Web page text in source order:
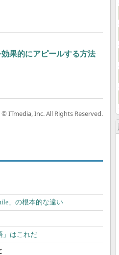
果的にアピールする方法
ITmedia, Inc. All Rights Reserved.
」の根本的な違い
」はこれだ